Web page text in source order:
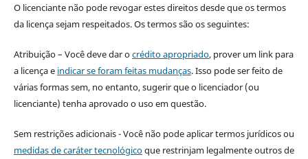
O licenciante não pode revogar estes direitos desde que os termos
da licença sejam respeitados. Os termos são os seguintes:
Atribuição – Você deve dar ocrédito apropriado, prover um link para
a licença e indicar se foram feitas mudanças. Isso pode ser feito de
várias formas sem, no entanto, sugerir que o licenciador (ou
licenciante) tenha aprovado o uso em questão.
Sem restrições adicionais - Você não pode aplicar termos jurídicos ou
medidas de caráter tecnológicoque restrinjam legalmente outros de